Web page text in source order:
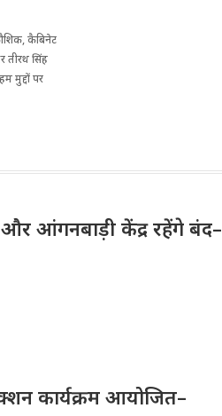
कैबिनेट
तीरथ सिंह
मुद्दों पर
आंगनबाड़ी केंद्र रहेंगे बंद–
कार्यक्रम आयोजित–